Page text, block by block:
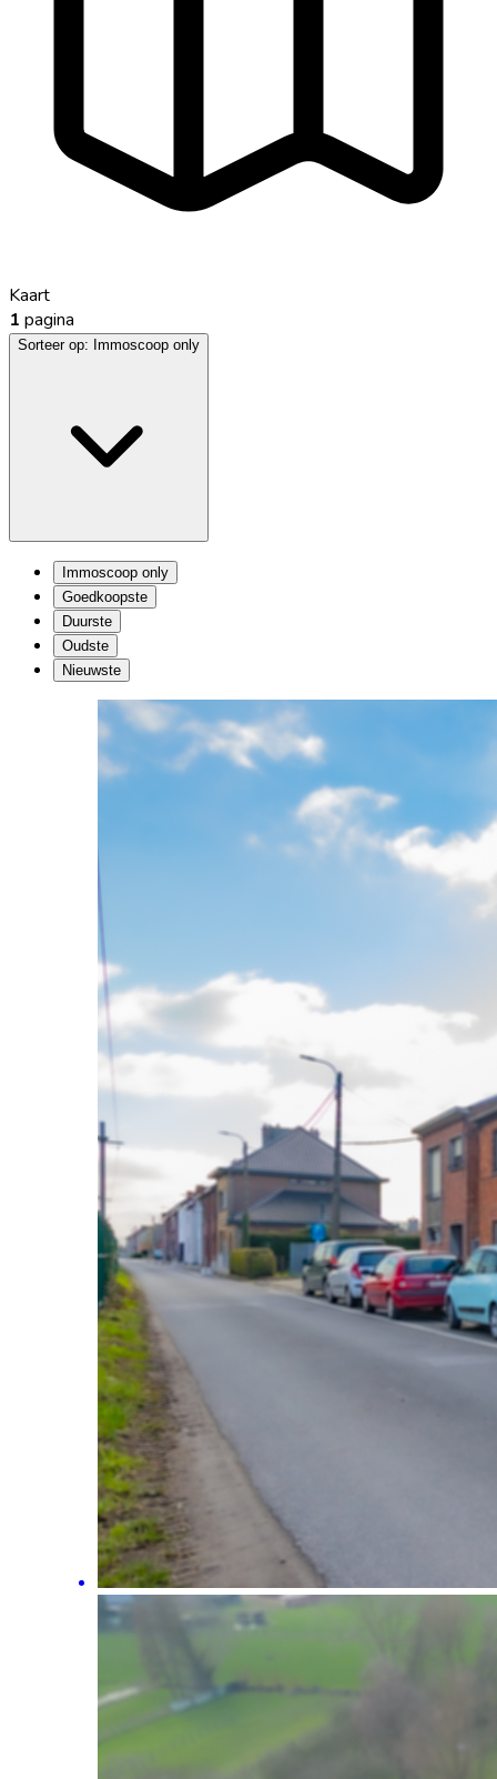
Kaart
1 pagina
Sorteer op: Immoscoop only
Immoscoop only
Goedkoopste
Duurste
Oudste
Nieuwste